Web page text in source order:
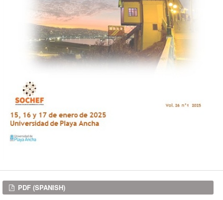
Downloads
PDF (SPANISH)